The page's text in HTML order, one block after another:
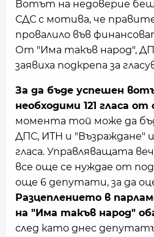
Вотът на недоверие
СДС с мотива, че
провалило във
От "Има такъв народ",
заявиха подкрепа за
За да бъде успешен
необходими 121 гласа
момента той може да
ДПС, ИТН и "Възраждане"
гласа. Управляващата
все още се нуждае от
още 6 депутати, за да
Разцеплението в
на "Има такъв народ"
след като днес